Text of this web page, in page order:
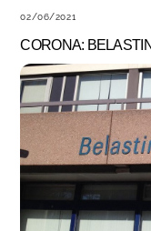
02/06/2021
CORONA: